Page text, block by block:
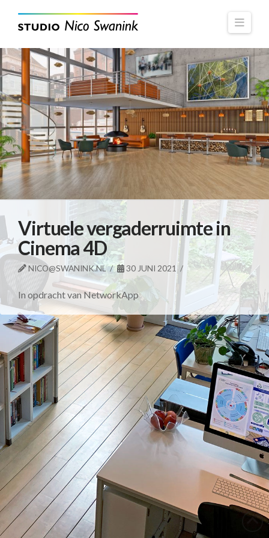
Virtuele vergaderruimte in
Cinema 4D
NICO@SWANINK.NL 30 JUNI 2021
In opdracht van NetworkApp